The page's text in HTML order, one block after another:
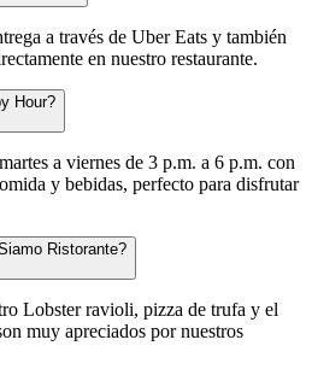
a través de Uber Eats y también
en nuestro restaurante.
Hour?
a viernes de 3 p.m. a 6 p.m. con
y bebidas, perfecto para disfrutar
Ristorante?
Lobster ravioli, pizza de trufa y el
muy apreciados por nuestros